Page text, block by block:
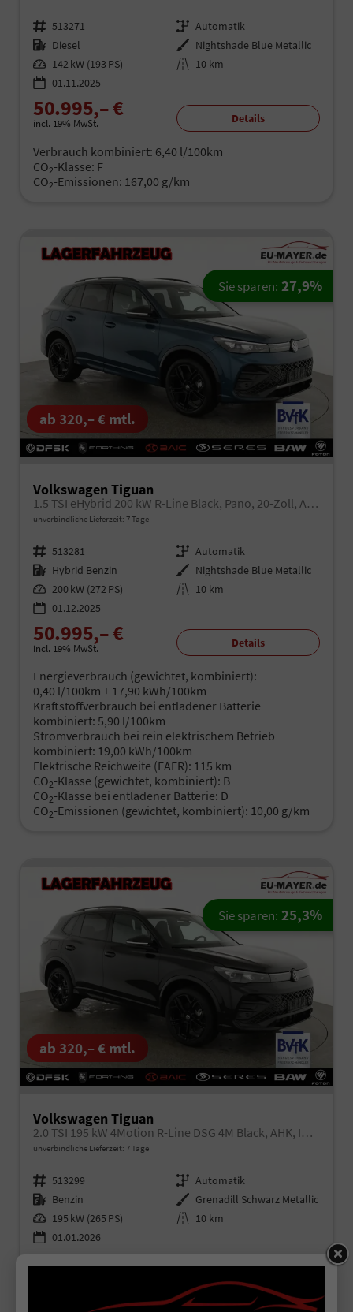
Fahrzeugnr. 513271 Getriebe Automatik
Kraftstoff Diesel Außenfarbe Nightshade Blue Metallic
Leistung 142 kW (193 PS) Kilometerstand 10 km
01.11.2025
50.995,– €
incl. 19% MwSt. Details
Verbrauch kombiniert: 6,40 l/100km
CO2-Klasse: F
CO2-Emissionen: 167,00 g/km
ab 320,– € mtl.
Volkswagen Tiguan
1.5 TSI eHybrid 200 kW R-Line Black, Pano, 20-Zoll, AHK, AreaView
unverbindliche Lieferzeit: 7 Tage
Fahrzeugnr. 513281 Getriebe Automatik
Kraftstoff Hybrid Benzin Außenfarbe Nightshade Blue Metallic
Leistung 200 kW (272 PS) Kilometerstand 10 km
01.12.2025
50.995,– €
incl. 19% MwSt.
Sie sparen: 27,9%
Details
Energieverbrauch (gewichtet, kombiniert):
0,40 l/100km + 17,90 kWh/100km
Kraftstoffverbrauch bei entladener Batterie
kombiniert: 5,90 l/100km
Stromverbrauch bei rein elektrischem Betrieb
kombiniert: 19,00 kWh/100km
Elektrische Reichweite (EAER): 115 km
CO2-Klasse (gewichtet, kombiniert): B
CO2-Klasse bei entladener Batterie: D
CO2-Emissionen (gewichtet, kombiniert): 10,00 g/km
ab 320,– € mtl.
Volkswagen Tiguan
2.0 TSI 195 kW 4Motion R-Line DSG 4M Black, AHK, IQ.Light, 20-Zoll, Navi, Side, AreaView, sofort
unverbindliche Lieferzeit: 7 Tage
Fahrzeugnr. 513299 Getriebe Automatik
Kraftstoff Benzin Außenfarbe Grenadill Schwarz Metallic
Leistung 195 kW (265 PS) Kilometerstand 10 km
01.01.2026
50.995,– €
Sie sparen: 25,3%
Verbrauch kombiniert:8,40 l/100km